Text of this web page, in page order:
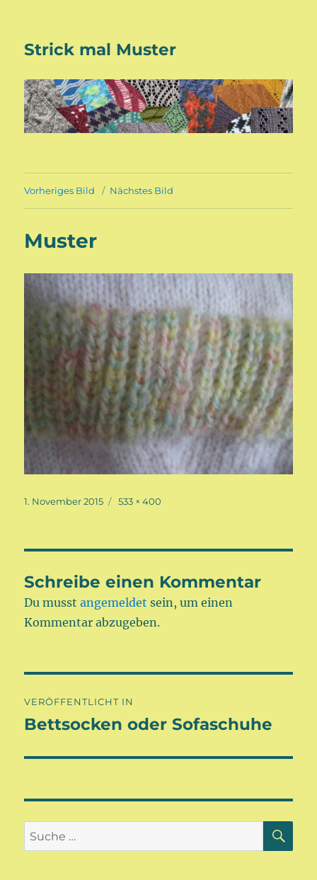
Strick mal Muster
Vorheriges Bild Nächstes Bild
Muster
Veröffentlicht
1. November 2015
Volle
533 × 400
Schreibe einen Kommentar
Du musstangemeldet sein, um einen
Kommentar abzugeben.
VERÖFFENTLICHT IN
Bettsocken oder Sofaschuhe
Suche
nach: